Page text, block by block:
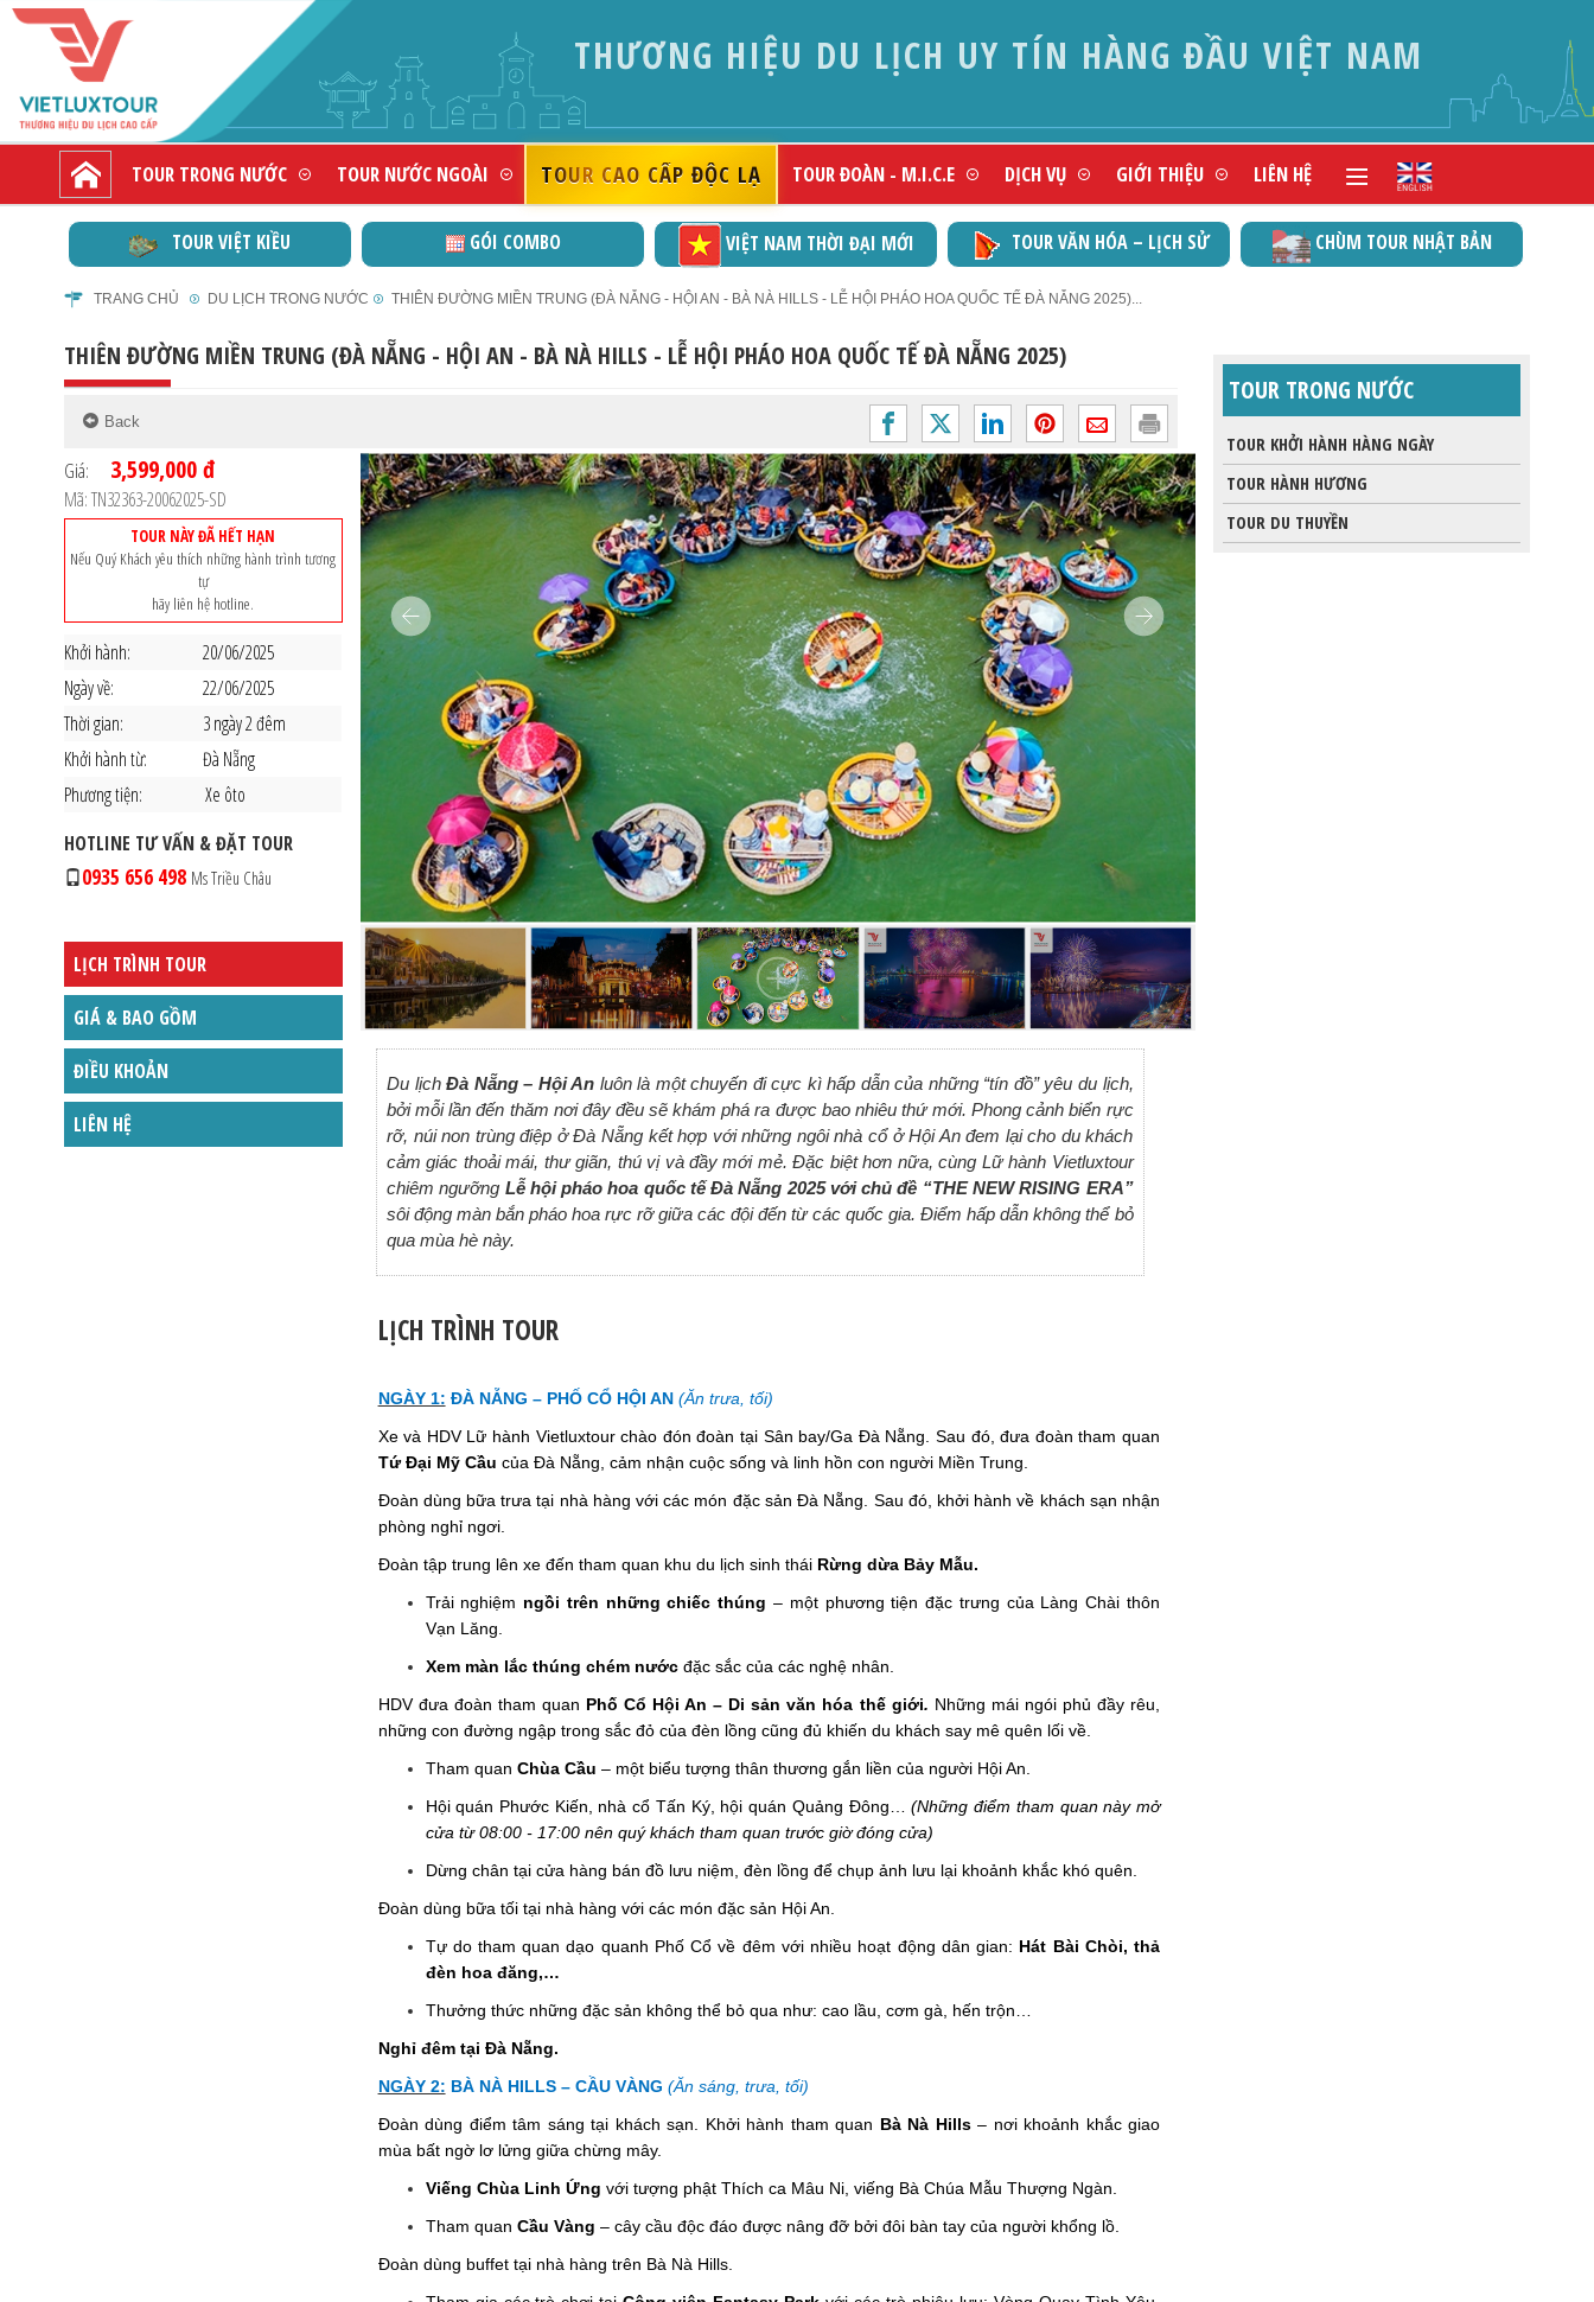
DOANH N
TOUR TRONG NƯỚC TOUR NƯỚC NGOÀI TOUR CAO CẤP ĐỘC LẠ TOUR ĐOÀN - M.I.C.E DỊCH VỤ GIỚI THIỆU LIÊN HỆ
TOUR VIỆT KIỀU GÓI COMBO VIỆT NAM THỜI ĐẠI MỚI TOUR VĂN HÓA – LỊCH SỬ CHÙM TOUR NHẬT BẢN
TRANG CHỦ DU LỊCH TRONG NƯỚC THIÊN ĐƯỜNG MIỀN TRUNG (ĐÀ NẴNG - HỘI AN - BÀ NÀ HILLS - LỄ HỘI PHÁO HOA QUỐC TẾ ĐÀ NẴNG 2025)...
THIÊN ĐƯỜNG MIỀN TRUNG (ĐÀ NẴNG - HỘI AN - BÀ NÀ HILLS - LỄ HỘI PHÁO HOA QUỐC TẾ ĐÀ NẴNG 2025)
Giá: 3,599,000 đ
Mã: TN32363-20062025-SD
TOUR NÀY ĐÃ HẾT HẠN
Nếu Quý Khách yêu thích những hành trình tương
tự
hãy liên hệ hotline.
Khởi hành:
20/06/2025
Ngày về:
22/06/2025
Thời gian:
3 ngày 2 đêm
Khởi hành từ:
Đà Nẵng
Phương tiện:
Xe ôto
HOTLINE TƯ VẤN & ĐẶT TOUR
0935 656 498 Ms Triều Châu
LỊCH TRÌNH TOUR
GIÁ & BAO GỒM
ĐIỀU KHOẢN
LIÊN HỆ
Du lịchĐà Nẵng – Hội An luôn là một chuyến đi cực kì hấp dẫn của những “tín đồ” yêu du lịch,
bởi mỗi lần đến thăm nơi đây đều sẽ khám phá ra được bao nhiêu thứ mới. Phong cảnh biển rực
rỡ, núi non trùng điệp ở Đà Nẵng kết hợp với những ngôi nhà cổ ở Hội An đem lại cho du khách
cảm giác thoải mái, thư giãn, thú vị và đầy mới mẻ. Đặc biệt hơn nữa, cùng Lữ hành Vietluxtour
chiêm ngưỡng Lễ hội pháo hoa quốc tế Đà Nẵng 2025 với chủ đề “THE NEW RISING ERA”
sôi động màn bắn pháo hoa rực rỡ giữa các đội đến từ các quốc gia. Điểm hấp dẫn không thể bỏ
qua mùa hè này.
LỊCH TRÌNH TOUR
NGÀY 1: ĐÀ NẴNG – PHỐ CỔ HỘI AN (Ăn trưa, tối)
Xe và HDV Lữ hành Vietluxtour chào đón đoàn tại Sân bay/Ga Đà Nẵng. Sau đó, đưa đoàn tham quan
Tứ Đại Mỹ Cầu của Đà Nẵng, cảm nhận cuộc sống và linh hồn con người Miền Trung.
Đoàn dùng bữa trưa tại nhà hàng với các món đặc sản Đà Nẵng. Sau đó, khởi hành về khách sạn nhận
phòng nghỉ ngơi.
Đoàn tập trung lên xe đến tham quan khu du lịch sinh thái Rừng dừa Bảy Mẫu.
Trải nghiệm ngồi trên những chiếc thúng – một phương tiện đặc trưng của Làng Chài thôn
Vạn Lăng.
Xem màn lắc thúng chém nướcđặc sắc của các nghệ nhân.
HDV đưa đoàn tham quan Phố Cổ Hội An – Di sản văn hóa thế giới. Những mái ngói phủ đầy rêu,
những con đường ngập trong sắc đỏ của đèn lồng cũng đủ khiến du khách say mê quên lối về.
Tham quan Chùa Cầu – một biểu tượng thân thương gắn liền của người Hội An.
Hội quán Phước Kiến, nhà cổ Tấn Ký, hội quán Quảng Đông…(Những điểm tham quan này mở
cửa từ 08:00 - 17:00 nên quý khách tham quan trước giờ đóng cửa)
Dừng chân tại cửa hàng bán đồ lưu niệm, đèn lồng để chụp ảnh lưu lại khoảnh khắc khó quên.
Đoàn dùng bữa tối tại nhà hàng với các món đặc sản Hội An.
Tự do tham quan dạo quanh Phố Cổ về đêm với nhiều hoạt động dân gian: Hát Bài Chòi, thả
đèn hoa đăng,…
Thưởng thức những đặc sản không thể bỏ qua như: cao lầu, cơm gà, hến trộn…
Nghỉ đêm tại Đà Nẵng.
NGÀY 2: BÀ NÀ HILLS – CẦU VÀNG (Ăn sáng, trưa, tối)
Đoàn dùng điểm tâm sáng tại khách sạn. Khởi hành tham quan Bà Nà Hills– nơi khoảnh khắc giao
mùa bất ngờ lơ lửng giữa chừng mây.
Viếng Chùa Linh Ứng với tượng phật Thích ca Mâu Ni, viếng Bà Chúa Mẫu Thượng Ngàn.
Tham quan Cầu Vàng – cây cầu độc đáo được nâng đỡ bởi đôi bàn tay của người khổng lồ.
Đoàn dùng buffet tại nhà hàng trên Bà Nà Hills.
TOUR TRONG NƯỚC
TOUR KHỞI HÀNH HÀNG NGÀY
TOUR HÀNH HƯƠNG
TOUR DU THUYỀN